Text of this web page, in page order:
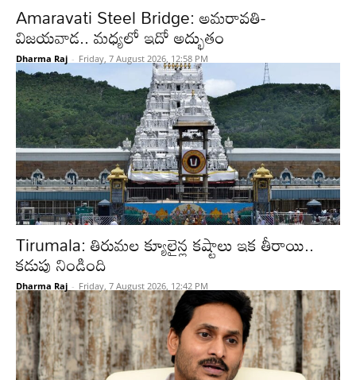
Amaravati Steel Bridge: అమరావతి-
విజయవాడ.. మధ్యలో ఇదో అద్భుతం
Dharma Raj - Friday, 7 August 2026, 12:58 PM
Tirumala: తిరుమల క్యూలైన్ల కష్టాలు ఇక తీరాయి..
కడుపు నిండింది
Dharma Raj - Friday, 7 August 2026, 12:42 PM